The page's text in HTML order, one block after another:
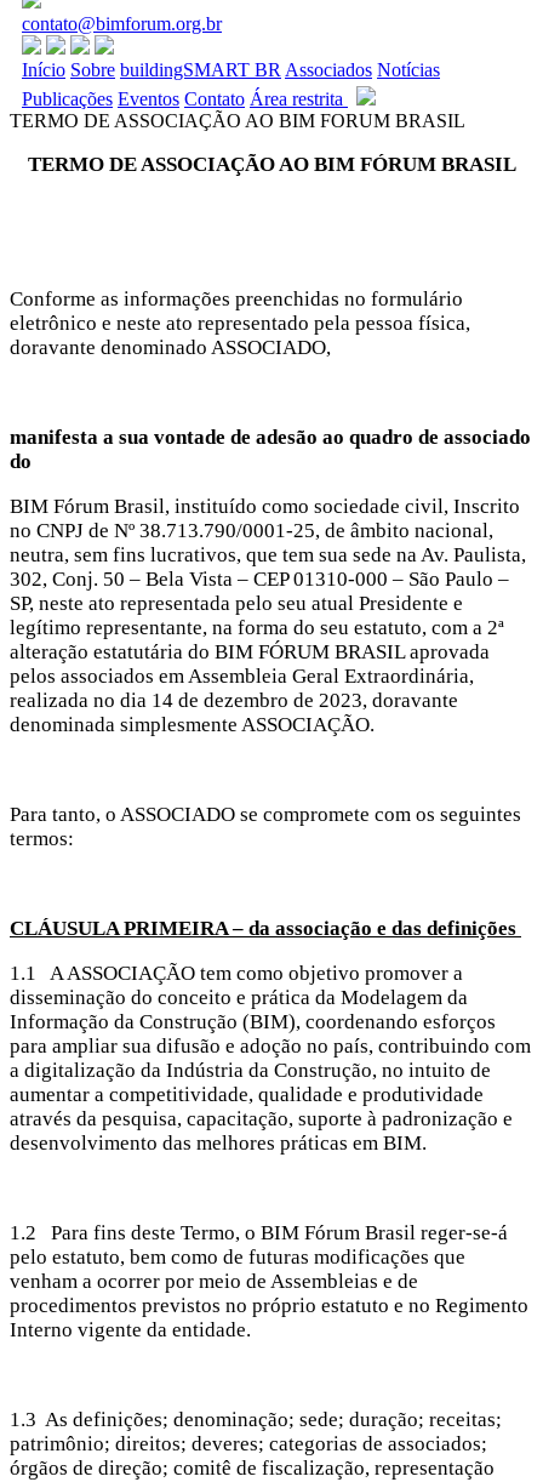
contato@bimforum.org.br
Início Sobre buildingSMART BR Associados Notícias
Publicações Eventos Contato Área restrita
TERMO DE ASSOCIAÇÃO AO BIM FORUM BRASIL
TERMO DE ASSOCIAÇÃO AO BIM FÓRUM BRASIL
Conforme as informações preenchidas no formulário
eletrônico e neste ato representado pela pessoa física,
doravante denominado ASSOCIADO,
manifesta a sua vontade de adesão ao quadro de associado
do
BIM Fórum Brasil, instituído como sociedade civil, Inscrito
no CNPJ de Nº 38.713.790/0001-25, de âmbito nacional,
neutra, sem fins lucrativos, que tem sua sede na Av. Paulista,
302, Conj. 50 – Bela Vista – CEP 01310-000 – São Paulo –
SP, neste ato representada pelo seu atual Presidente e
legítimo representante, na forma do seu estatuto, com a 2ª
alteração estatutária do BIM FÓRUM BRASIL aprovada
pelos associados em Assembleia Geral Extraordinária,
realizada no dia 14 de dezembro de 2023, doravante
denominada simplesmente ASSOCIAÇÃO.
Para tanto, o ASSOCIADO se compromete com os seguintes
termos:
CLÁUSULA PRIMEIRA – da associação e das definições
1.1 A ASSOCIAÇÃO tem como objetivo promover a
disseminação do conceito e prática da Modelagem da
Informação da Construção (BIM), coordenando esforços
para ampliar sua difusão e adoção no país, contribuindo com
a digitalização da Indústria da Construção, no intuito de
aumentar a competitividade, qualidade e produtividade
através da pesquisa, capacitação, suporte à padronização e
desenvolvimento das melhores práticas em BIM.
1.2 Para fins deste Termo, o BIM Fórum Brasil reger-se-á
pelo estatuto, bem como de futuras modificações que
venham a ocorrer por meio de Assembleias e de
procedimentos previstos no próprio estatuto e no Regimento
Interno vigente da entidade.
1.3 As definições; denominação; sede; duração; receitas;
patrimônio; direitos; deveres; categorias de associados;
órgãos de direção; comitê de fiscalização, representação